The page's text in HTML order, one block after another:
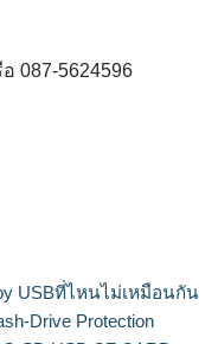
087-5624596
USBที่ไหนไม่เหมือนกัน
Drive Protection